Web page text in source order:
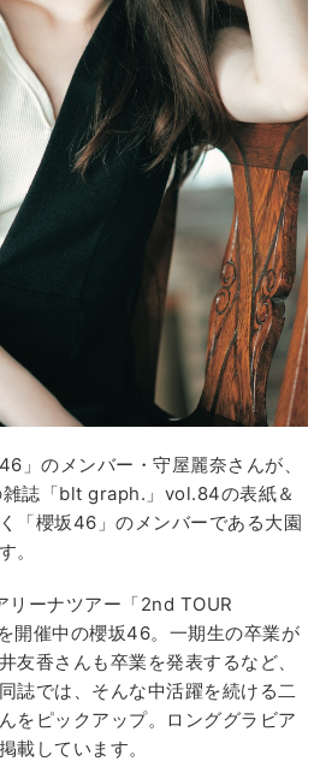
」のメンバー・守屋麗奈さんが、
雑誌「blt graph.」vol.84の表紙＆
「櫻坂46」のメンバーである大園
。
リーナツアー「2nd TOUR
開催中の櫻坂46。一期生の卒業が
友香さんも卒業を発表するなど、
誌では、そんな中活躍を続ける二
をピックアップ。ロンググラビア
載しています。